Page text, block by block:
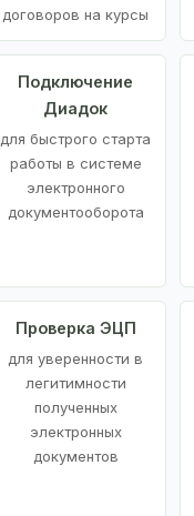
договоров на курсы
Подключение
Диадок
для быстрого старта
работы в системе
электронного
документооборота
Проверка ЭЦП
для уверенности в
легитимности
полученных
электронных
документов